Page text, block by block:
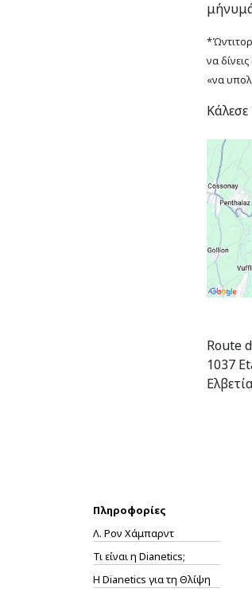
να
«να
Route
1037
Πληροφορίες
Λ. Ρον Χάμπαρντ
Τι είναι η Dianetics;
Η Dianetics για τη Θλίψη